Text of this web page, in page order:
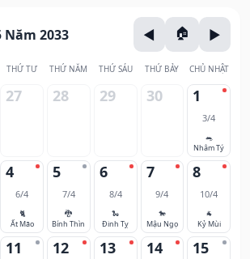
Năm 2033
THỨ TƯ THỨ NĂM THỨ SÁU THỨ BẢY CHỦ NHẬT
27 28 29 30 1
3/4
🐀
Nhâm Tý
4
6/4
🐈
Ất Mão
5
7/4
🐉
Bính Thìn
6
8/4
🐍
Đinh Tỵ
7
9/4
🐎
Mậu Ngọ
8
10/4
🐐
Kỷ Mùi
11 12 13 14 15